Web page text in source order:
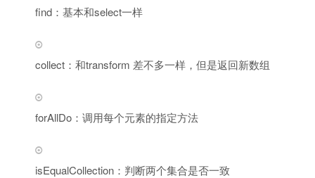
find：基本和select一样
collect：和transform 差不多一样，但是返回新数组
forAllDo：调用每个元素的指定方法
isEqualCollection：判断两个集合是否一致